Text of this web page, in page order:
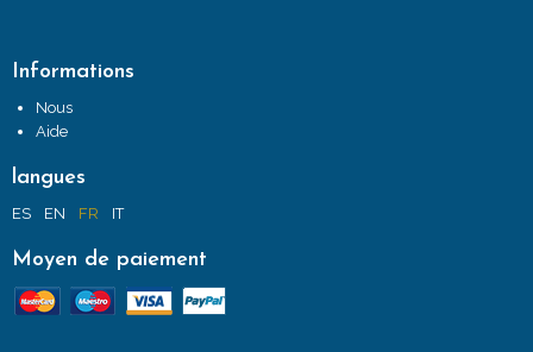
Informations
Nous
Aide
langues
ES EN FR IT
Moyen de paiement